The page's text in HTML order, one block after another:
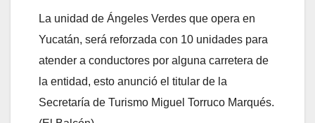
La unidad de Ángeles Verdes que opera en
Yucatán, será reforzada con 10 unidades para
atender a conductores por alguna carretera de
la entidad, esto anunció el titular de la
Secretaría de Turismo Miguel Torruco Marqués.